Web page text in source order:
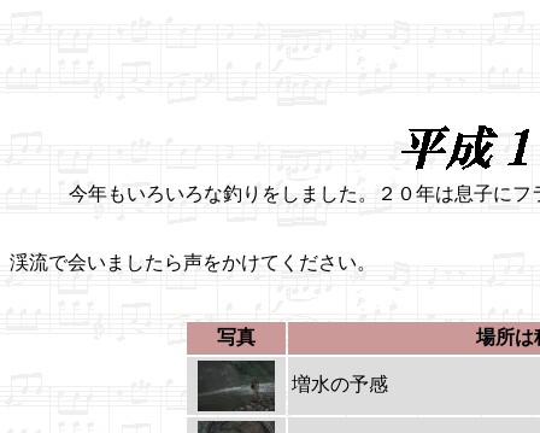
今年もいろいろな釣りをしました。２０年は息子に
渓流で会いましたら声をかけてください。
写真 場所は
増水の予感